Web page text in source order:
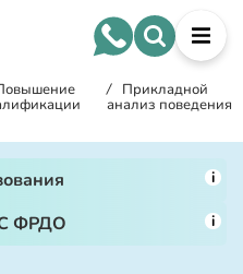
/ Прикладной
анализ поведения
i
ФРДО i